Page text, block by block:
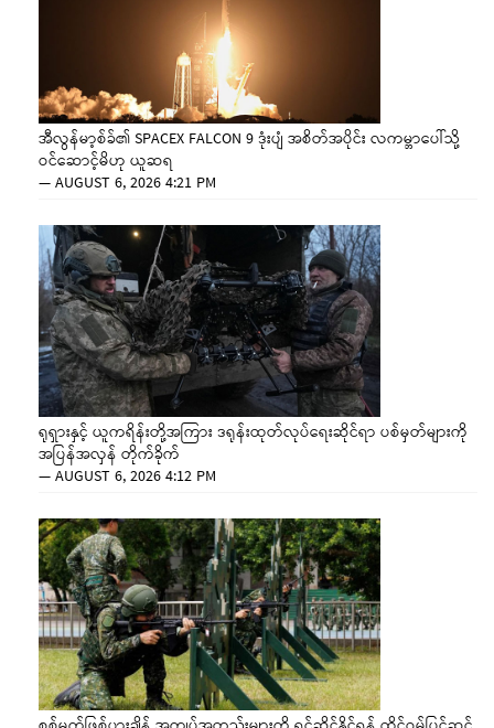
အီလွန်မာ့စ်ခ်၏ SPACEX FALCON 9 ဒုံးပျံ အစိတ်အပိုင်း လကမ္ဘာပေါ်သို့
ဝင်ဆောင့်မိဟု ယူဆရ
—AUGUST 6, 2026 4:21 PM
ရုရှားနှင့် ယူကရိန်းတို့အကြား ဒရုန်းထုတ်လုပ်ရေးဆိုင်ရာ ပစ်မှတ်များကို
အပြန်အလှန် တိုက်ခိုက်
—AUGUST 6, 2026 4:12 PM